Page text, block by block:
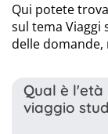
Qui potete
sul tema Viaggi
delle
Qual è
viaggio